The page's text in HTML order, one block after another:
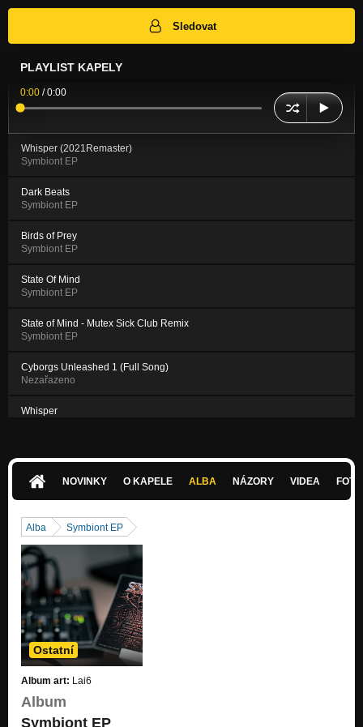
Sledovat
PLAYLIST KAPELY
0:00 /0:00
Whisper (2021Remaster)
Symbiont EP
Dark Beats
Symbiont EP
Birds of Prey
Symbiont EP
State Of Mind
Symbiont EP
State of Mind - Mutex Sick Club Remix
Symbiont EP
Cyborgs Unleashed 1 (Full Song)
Nezařazeno
Whisper
NOVINKY O KAPELE ALBA NÁZORY VIDEA
Alba Symbiont EP
Ostatní
Album art: Lai6
Album
Symbiont EP